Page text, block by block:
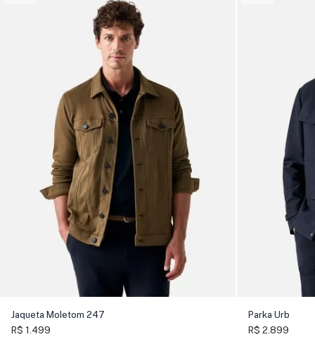
Jaqueta Moletom 247
R$ 1.499
Parka Urb
R$ 2.899